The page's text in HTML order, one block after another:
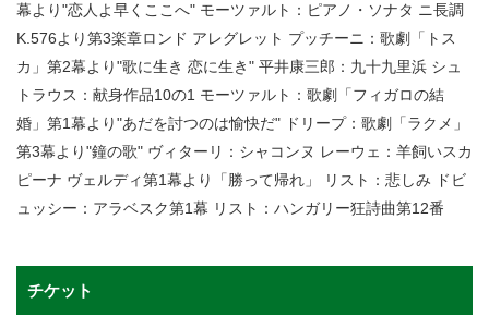
幕より"恋人よ早くここへ" モーツァルト：ピアノ・ソナタ ニ長調
K.576より第3楽章ロンド アレグレット プッチーニ：歌劇「トス
カ」第2幕より"歌に生き 恋に生き" 平井康三郎：九十九里浜 シュ
トラウス：献身作品10の1 モーツァルト：歌劇「フィガロの結
婚」第1幕より"あだを討つのは愉快だ" ドリープ：歌劇「ラクメ」
第3幕より"鐘の歌" ヴィターリ：シャコンヌ レーウェ：羊飼いスカ
ピーナ ヴェルディ第1幕より「勝って帰れ」 リスト：悲しみ ドビ
ュッシー：アラベスク第1幕 リスト：ハンガリー狂詩曲第12番
チケット